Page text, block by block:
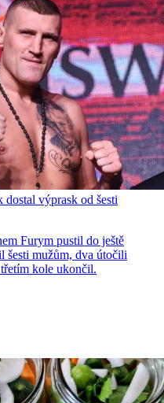
výprask od šesti
Furym pustil do ještě
mužům, dva útočili
kole ukončil.